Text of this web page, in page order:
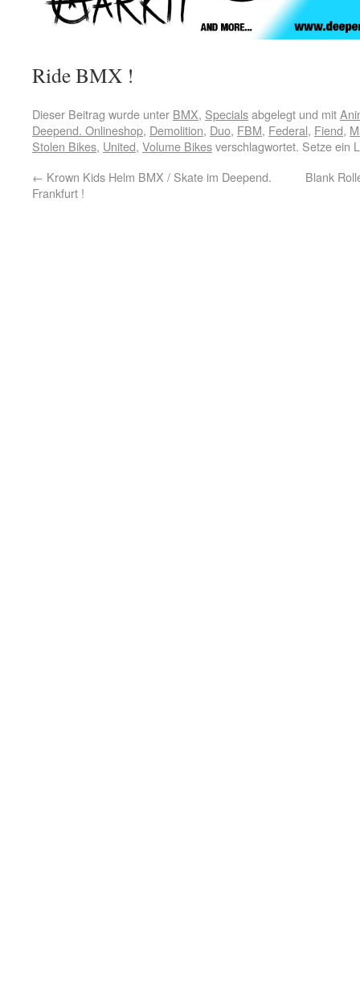
Ride BMX !
Dieser Beitrag wurde unter BMX, Specialsabgelegt und mit
Deepend. Onlineshop, Demolition, Duo, FBM, Federal, Fiend,
Stolen Bikes, United, Volume Bikesverschlagwortet. Setze ein
← Krown Kids Helm BMX / Skate im Deepend.
Frankfurt !
Blank